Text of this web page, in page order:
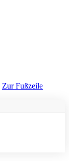
Zur Fußzeile